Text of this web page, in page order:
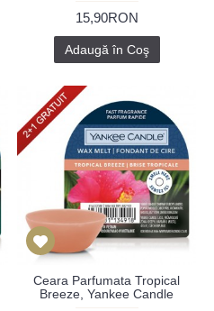
15,90RON
Adaugă în Coş
Ceara Parfumata Tropical
Breeze, Yankee Candle